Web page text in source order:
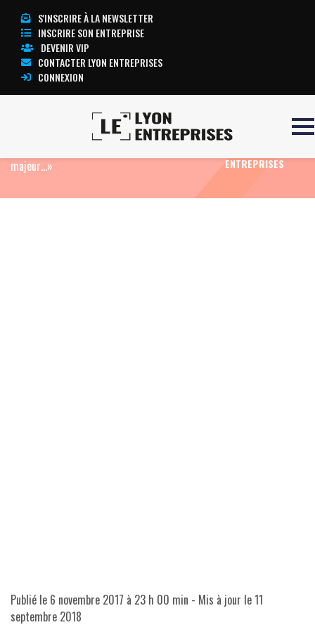
S'INSCRIRE À LA NEWSLETTER
INSCRIRE SON ENTREPRISE
DEVENIR VIP
CONTACTER LYON ENTREPRISES
CONNEXION
Philippe Guérand , président
majeur…»
TOUTE
ENTREPRISES
Publié le 6 novembre 2017 à 23 h 00 min - Mis à jour le11
septembre 2018